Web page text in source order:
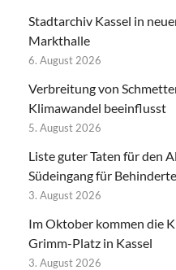
Stadtarchiv Kassel in
Markthalle
6. August 2026
Verbreitung von
Klimawandel beeinflusst
5. August 2026
Liste guter Taten für den
Südeingang für
3. August 2026
Im Oktober kommen die
Grimm-Platz in Kassel
3. August 2026